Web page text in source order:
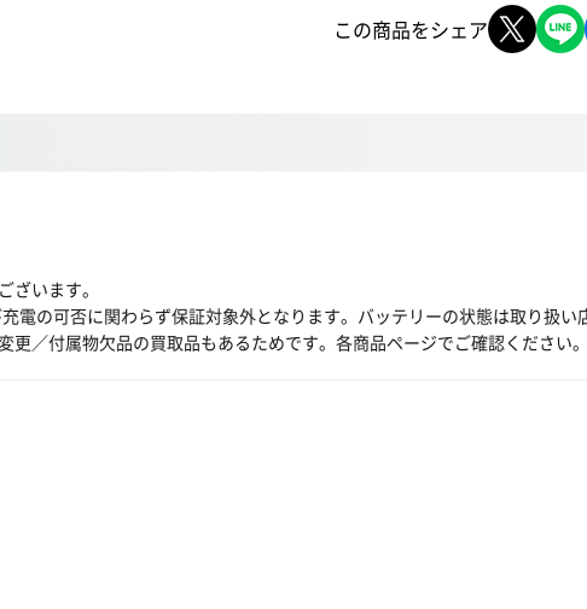
この商品をシェア
ざいます。
電の可否に関わらず保証対象外となります。バッテリーの状態は取り扱い
／付属物欠品の買取品もあるためです。各商品ページでご確認ください。